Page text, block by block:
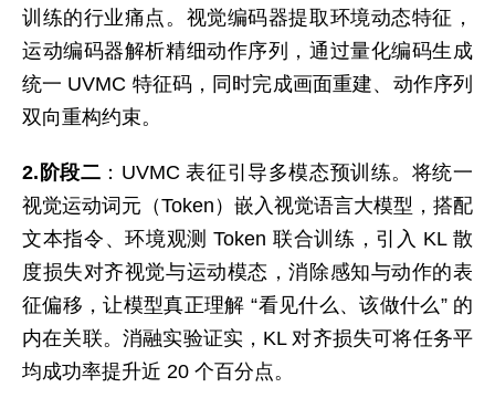
训练的行业痛点。视觉编码器提取环境动态特征，
运动编码器解析精细动作序列，通过量化编码生成
统一 UVMC 特征码，同时完成画面重建、动作序列
双向重构约束。
2.阶段二 ：UVMC 表征引导多模态预训练。将统一
视觉运动词元（Token）嵌入视觉语言大模型，搭配
文本指令、环境观测 Token 联合训练，引入 KL 散
度损失对齐视觉与运动模态，消除感知与动作的表
征偏移，让模型真正理解 “看见什么、该做什么” 的
内在关联。消融实验证实，KL 对齐损失可将任务平
均成功率提升近 20 个百分点。